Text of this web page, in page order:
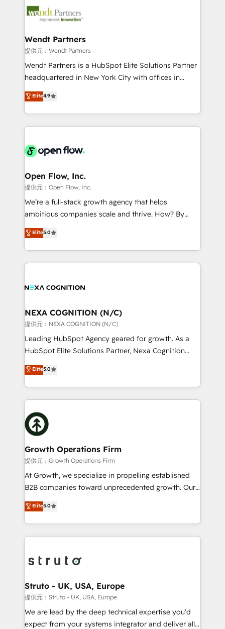
technology and people with each other. Together we
strive for optimal customer processes and
businesses. Our teams are based in North America
Implementation Certified Partner and we contribute
to their advisory council. We strive to do 'good work
with good people' and have worked with incredible
brands. You can see some of them on our website,
Wendt Partners
提供元：Wendt Partners
Wendt Partners is a HubSpot Elite Solutions Partner
headquartered in New York City with offices in
Toronto, London and Melbourne. As a global
HubSpot partner, we specialize in working with
sophisticated B2B companies to implement the
HubSpot CRM platform across client organizations.
industrial/manufacturing, professional services,
distribution, commercial real estate, technology,
finserv/fintech, IT managed services, transportation
& logistics, energy/solar, staffing and recruiting,
media, healthcare and government contractors. Our
Technical Solutions, Enablement Solutions, Digital
Solutions and Growth Solutions. As a fully
Elite4.9
Open Flow, Inc.
提供元：Open Flow, Inc.
We’re a full-stack growth agency that helps
ambitious companies scale and thrive. How? By
upgrading and streamlining every single revenue-
generating aspect of your business. We’re proud
HubSpot Elite Solutions Partners and devout CRM
nerds who can harness HubSpot’s custom digital
experience. Working hand-in-hand with your team,
traffic, generates better leads and crushes your
revenue goals. We've worked with thousands of
HubSpot customers and we'd love to work with you
too! Clients come to us for: Advanced CRM solutions
HubSpot Data System Migrations between systems
to HubSpot New lead generation strategies Time-
website development Award-winning creative
design We live and breathe HubSpot and are ready
Elite5.0
NEXA COGNITION (N/C)
提供元：NEXA COGNITION (N/C)
Leading HubSpot Agency geared for growth. As a
HubSpot Elite Solutions Partner, Nexa Cognition
ranks in the top 1% of global HubSpot Partners and
has been one of the longest-standing partners since
2012. We empower businesses to harness the full
potential of HubSpot by combining strategic
insights with technical excellence, we deliver
bespoke HubSpot solutions tailored to drive
measurable growth and operational efficiency. Why
Choose Nexa Cognition? 🚀 HubSpot Expertise: Our
certified team specialises in CRM implementation,
marketing automation, and revenue operations. 🤝
Custom Solutions: From onboarding and
HubSpot with your business needs. 🌟 Proven
Results: We’ve helped businesses of all sizes
Packages: Choose ongoing support or project-based
solutions. We offer service packages designed to fit
Elite5.0
Growth Operations Firm
提供元：Growth Operations Firm
At Growth, we specialize in propelling established
B2B companies toward unprecedented growth. Our
focus is on fine-tuning and enhancing your growth,
sales, and marketing operations. Unlike conventional
marketing agencies, we dive deep into the
operational aspects of your business, ensuring that
functioning optimally. With our expertise in leading
wealth of knowledge and experience to the table.
Our strategies are tailored to your business's unique
needs, ensuring a personalized approach that aligns
with your growth objectives.
Elite5.0
Struto - UK, USA, Europe
提供元：Struto - UK, USA, Europe
We are lead by the deep technical expertise you'd
expect from your systems integrator and deliver all